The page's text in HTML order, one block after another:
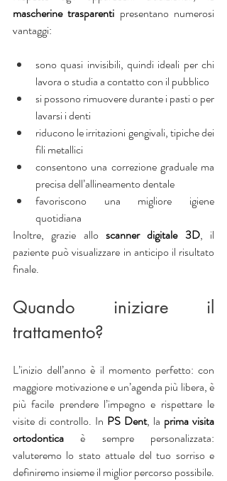
mascherine trasparenti presentano numerosi
vantaggi:
sono quasi invisibili, quindi ideali per chi
lavora o studia a contatto con il pubblico
si possono rimuovere durante i pasti o per
lavarsi i denti
riducono le irritazioni gengivali, tipiche dei
fili metallici
consentono una correzione graduale ma
precisa dell’allineamento dentale
favoriscono una migliore igiene
quotidiana
Inoltre, grazie allo scanner digitale 3D, il
paziente può visualizzare in anticipo il risultato
finale.
Quando iniziare il
trattamento?
L’inizio dell’anno è il momento perfetto: con
maggiore motivazione e un’agenda più libera, è
più facile prendere l’impegno e rispettare le
visite di controllo. In PS Dent, la prima visita
ortodontica è sempre personalizzata:
valuteremo lo stato attuale del tuo sorriso e
definiremo insieme il miglior percorso possibile.